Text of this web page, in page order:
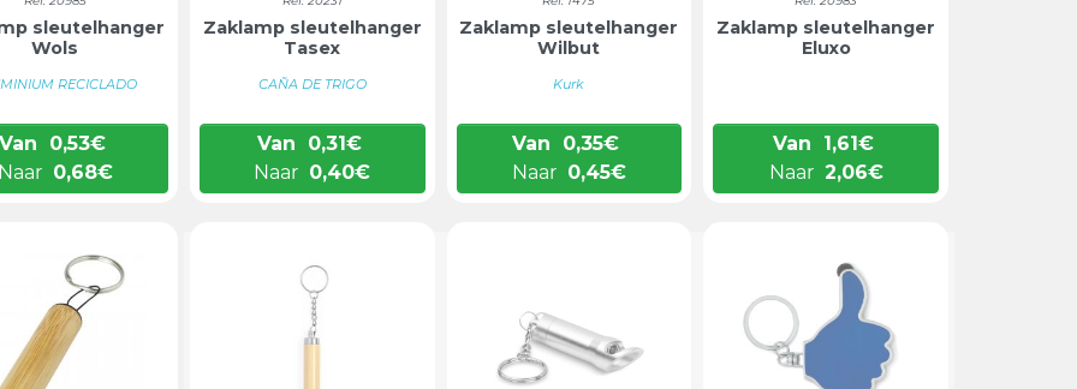
sleutelhanger
Wols
RECICLADO
Van 0,53€
Naar 0,68€
Zaklamp sleutelhanger
Tasex
CAÑA DE TRIGO
Van 0,31€
Naar 0,40€
Zaklamp sleutelhanger
Wilbut
Kurk
Van 0,35€
Naar 0,45€
Zaklamp sleutelhanger
Eluxo
Van 1,61€
Naar 2,06€